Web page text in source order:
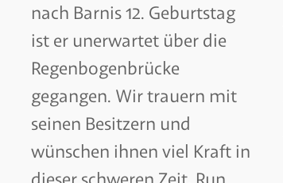
nach Barnis 12. Geburtstag
ist er unerwartet über die
Regenbogenbrücke
gegangen. Wir trauern mit
seinen Besitzern und
wünschen ihnen viel Kraft in